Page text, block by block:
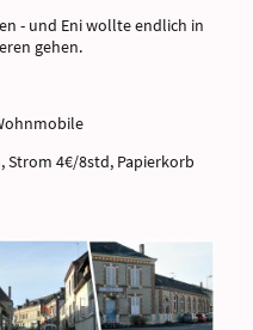
- und Eni wollte endlich in
gehen.
Strom 4€/8std, Papierkorb